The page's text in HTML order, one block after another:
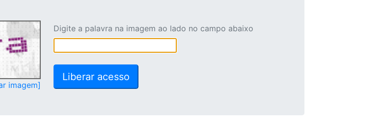
imagem]
Digite a palavra na imagem ao lado no campo abaixo